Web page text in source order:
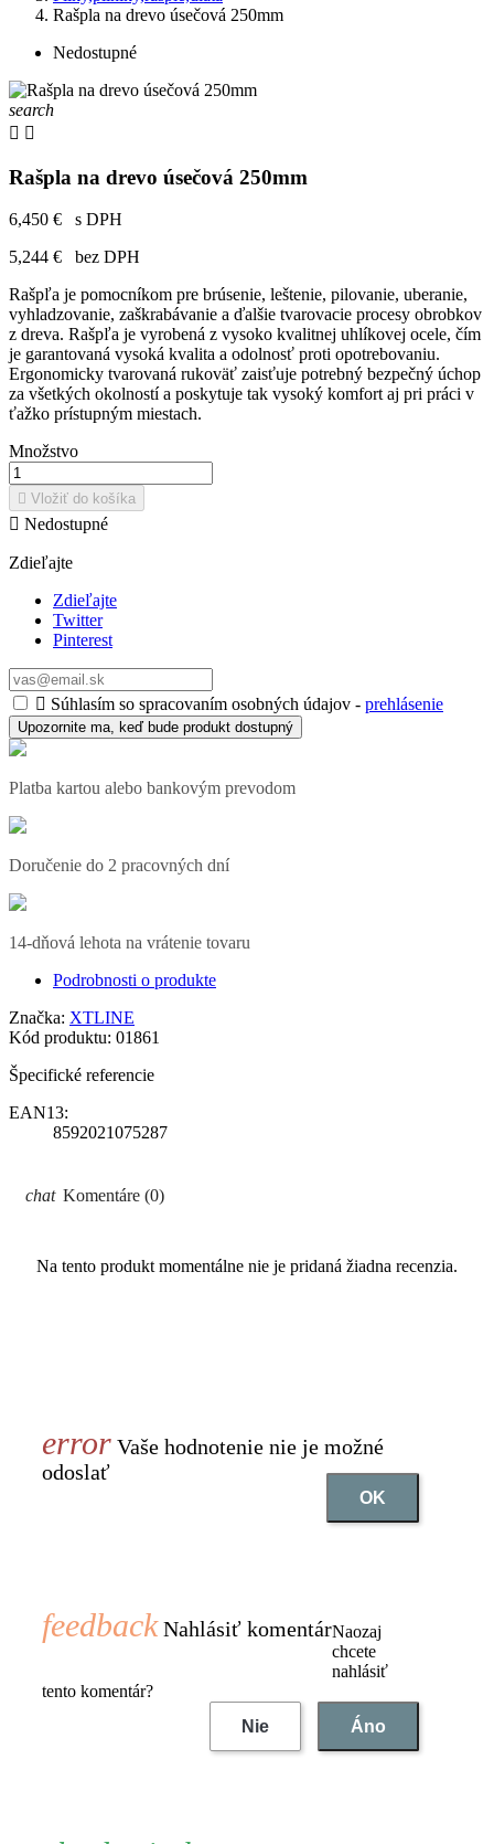
Rašpla na drevo úsečová 250mm
Nedostupné
search
 
Rašpla na drevo úsečová 250mm
6,450 €
s DPH
5,244 €
bez DPH
Rašpľa je pomocníkom pre brúsenie, leštenie, pilovanie, uberanie,
vyhladzovanie, zaškrabávanie a ďalšie tvarovacie procesy obrobkov
z dreva. Rašpľa je vyrobená z vysoko kvalitnej uhlíkovej ocele, čím
je garantovaná vysoká kvalita a odolnosť proti opotrebovaniu.
Ergonomicky tvarovaná rukoväť zaisťuje potrebný bezpečný úchop
za všetkých okolností a poskytuje tak vysoký komfort aj pri práci v
ťažko prístupným miestach.
Množstvo
 Vložiť do košíka
 Nedostupné
Zdieľajte
Zdieľajte
Twitter
Pinterest
 Súhlasím so spracovaním osobných údajov - prehlásenie
Upozornite ma, keď bude produkt dostupný
Platba kartou alebo bankovým prevodom
Doručenie do 2 pracovných dní
14-dňová lehota na vrátenie tovaru
Podrobnosti o produkte
Značka: XTLINE
Kód produktu: 01861
Špecifické referencie
EAN13:
8592021075287
Komentáre (0)
Na tento produkt momentálne nie je pridaná žiadna recenzia.
Vaše hodnotenie nie je možné
odoslať
OK
Nahlásiť komentárNaozaj
chcete
nahlásiť
tento komentár?
Nie
Áno